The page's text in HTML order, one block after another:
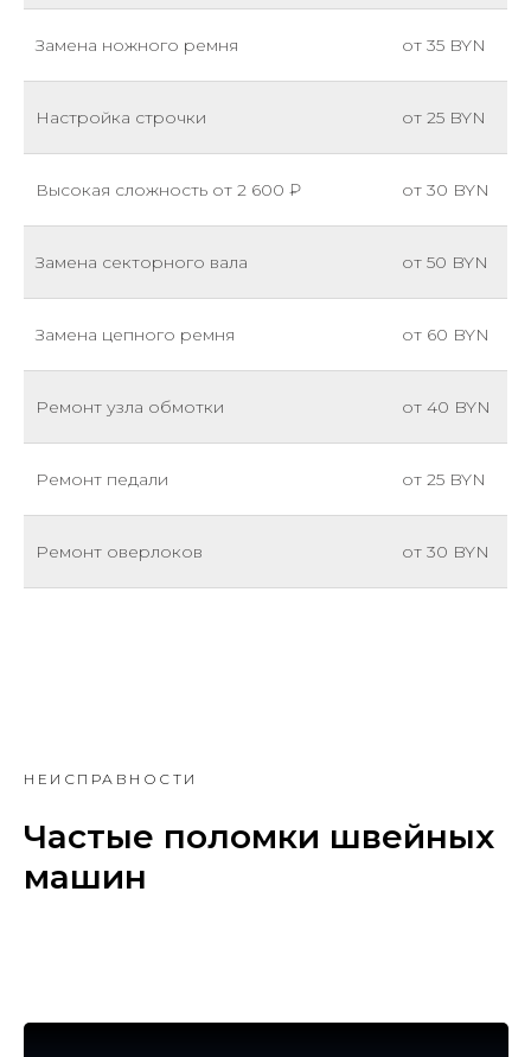
Замена ножного ремня от 35 BYN
Настройка строчки от 25 BYN
Высокая сложность от 2 600 ₽ от 30 BYN
Замена секторного вала от 50 BYN
Замена цепного ремня от 60 BYN
Ремонт узла обмотки от 40 BYN
Ремонт педали от 25 BYN
Ремонт оверлоков от 30 BYN
НЕИСПРАВНОСТИ
Частые поломки швейных
машин